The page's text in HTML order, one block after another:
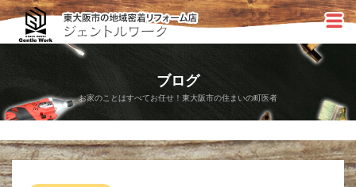
ブログ
お家のことはすべてお任せ！東大阪市の住まいの町医者